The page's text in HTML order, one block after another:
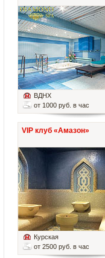
ВДНХ
от 1000 руб. в час
VIP клуб «Амазон»
Курская
от 2500 руб. в час